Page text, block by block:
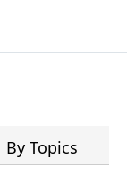
By Topics